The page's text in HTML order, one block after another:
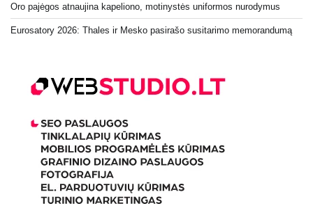
Oro pajėgos atnaujina kapeliono, motinystės uniformos nurodymus
Eurosatory 2026: Thales ir Mesko pasirašo susitarimo memorandumą